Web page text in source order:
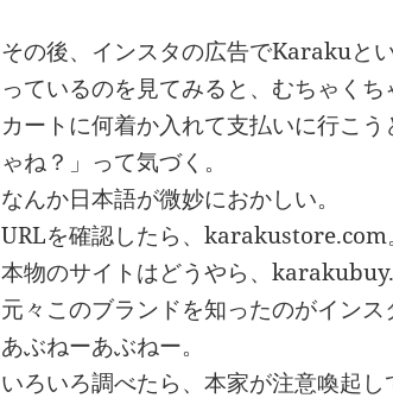
その後、インスタの広告でKarakuと
っているのを見てみると、むちゃくち
カートに何着か入れて支払いに行こ
ゃね？」って気づく。
なんか日本語が微妙におかしい。
URLを確認したら、karakustore.com
本物のサイトはどうやら、
元々このブランドを知ったのがインス
あぶねーあぶねー。
いろいろ調べたら、本家が注意喚起し